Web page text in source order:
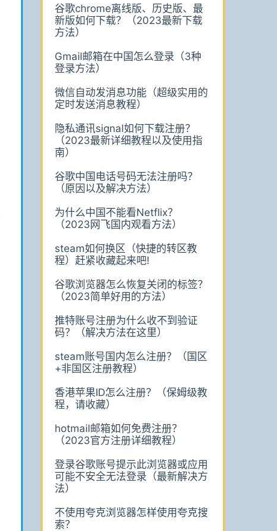
谷歌chrome离线版、历史版、最
新版如何下载？（2023最新下载
方法）
Gmail邮箱在中国怎么登录（3种
登录方法）
微信自动发消息功能（超级实用的
定时发送消息教程）
隐私通讯signal如何下载注册？
（2023最新详细教程以及使用指
南）
谷歌中国电话号码无法注册吗？
（原因以及解决方法）
为什么中国不能看Netflix？
（2023网飞国内观看方法）
steam如何换区（快捷的转区教
程）赶紧收藏起来吧!
谷歌浏览器怎么恢复关闭的标签？
（2023简单好用的方法）
推特账号注册为什么收不到验证
码？（解决方法在这里）
steam账号国内怎么注册？（国区
+非国区注册教程）
香港苹果ID怎么注册？（保姆级教
程，请收藏）
hotmail邮箱如何免费注册？
（2023官方注册详细教程）
登录谷歌账号提示此浏览器或应用
可能不安全无法登录（最新解决方
法）
不使用夸克浏览器怎样使用夸克搜
索？